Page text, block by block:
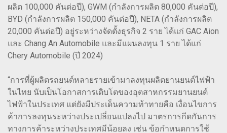
ผลิต 100,000 คันต่อปี), GWM (กำลังการผลิต 80,000 คันต่อปี),
BYD (กำลังการผลิต 150,000 คันต่อปี), NETA (กำลังการผลิต
20,000 คันต่อปี) อยู่ระหว่างจัดตั้งธุรกิจ 2 ราย ได้แก่ GAC Aion
และ Chang An Automobile และมีแผนลงทุน 1 ราย ได้แก่
Chery Automobile (ปี 2024)
“การที่ผู้ผลิตรถยนต์หลายรายเข้ามาลงทุนผลิตยานยนต์ไฟฟ้า
ในไทย นับเป็นโอกาสการเติบโตของอุตสาหกรรมยานยนต์
ไฟฟ้าในประเทศ แต่ยังมีประเด็นความท้าทายคือ เงื่อนไขการ
ค้าการลงทุนระหว่างประเปลี่ยนแปลงไป มาตรการกีดกันการ
ทางการค้าระหว่างประเทศมีน้อยลง เช่น ข้อกำหนดการใช้